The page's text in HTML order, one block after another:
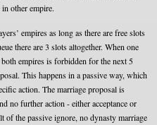
other empire.
empires as long as there are free slots
there are 3 slots altogether. When one
empires is forbidden for the next 5
This happens in a passive way, which
action. The marriage proposal is
no further action - either acceptance or
of the passive ignore, no dynasty marriage